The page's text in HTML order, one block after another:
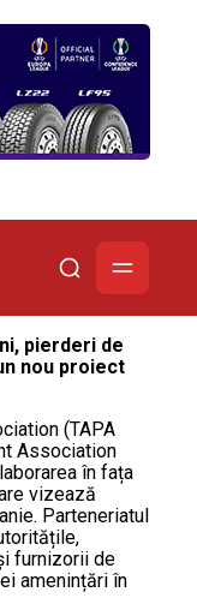
pierderi de
nou proiect
(TAPA
Association
în fața
vizează
Parteneriatul
furnizorii de
amenințări în